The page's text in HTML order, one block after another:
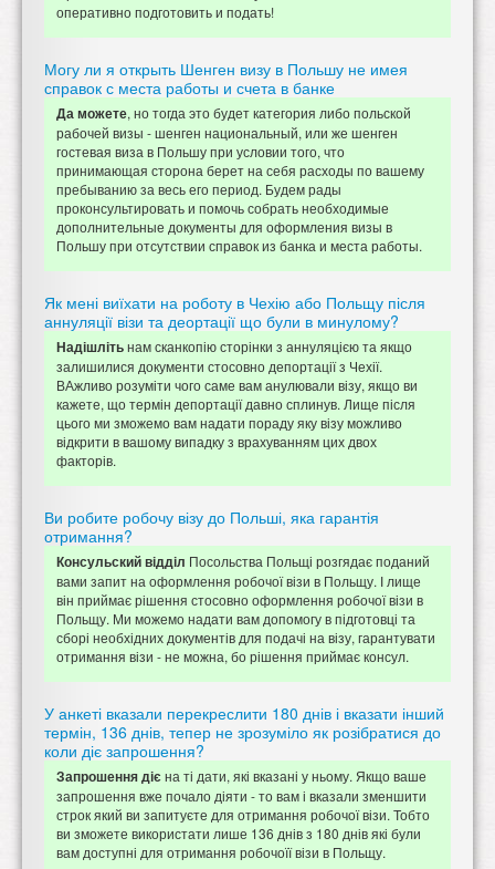
оперативно подготовить и подать!
Могу ли я открыть Шенген визу в Польшу не имея
справок с места работы и счета в банке
Да можете, но тогда это будет категория либо польской
рабочей визы - шенген национальный, или же шенген
гостевая виза в Польшу при условии того, что
принимающая сторона берет на себя расходы по вашему
пребыванию за весь его период. Будем рады
проконсультировать и помочь собрать необходимые
дополнительные документы для оформления визы в
Польшу при отсутствии справок из банка и места работы.
Як мені виїхати на роботу в Чехію або Польщу після
аннуляції візи та деортації що були в минулому?
Надішлітьнам сканкопію сторінки з аннуляцією та якщо
залишилися документи стосовно депортації з Чехії.
ВАжливо розуміти чого саме вам анулювали візу, якщо ви
кажете, що термін депортації давно сплинув. Лище після
цього ми зможемо вам надати пораду яку візу можливо
відкрити в вашому випадку з врахуванням цих двох
факторів.
Ви робите робочу візу до Польші, яка гарантія
отримання?
Консульский відділ Посольства Польщі розгядає поданий
вами запит на оформлення робочої візи в Польщу. І лище
він приймає рішення стосовно оформлення робочої візи в
Польщу. Ми можемо надати вам допомогу в підготовці та
сборі необхідних документів для подачі на візу, гарантувати
отримання візи - не можна, бо рішення приймає консул.
У анкеті вказали перекреслити 180 днів і вказати інший
термін, 136 днів, тепер не зрозуміло як розібратися до
коли діє запрошення?
Запрошення дієна ті дати, які вказані у ньому. Якщо ваше
запрошення вже почало діяти - то вам і вказали зменшити
строк який ви запитуєте для отримання робочої візи. Тобто
ви зможете використати лише 136 днів з 180 днів які були
вам доступні для отримання робочоїї візи в Польщу.